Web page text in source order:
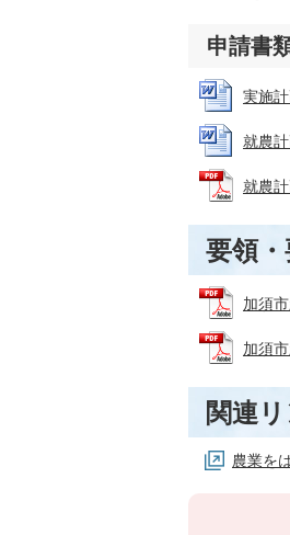
申請書
実施
就農
就農
要領
加須
加須
関連
農業を